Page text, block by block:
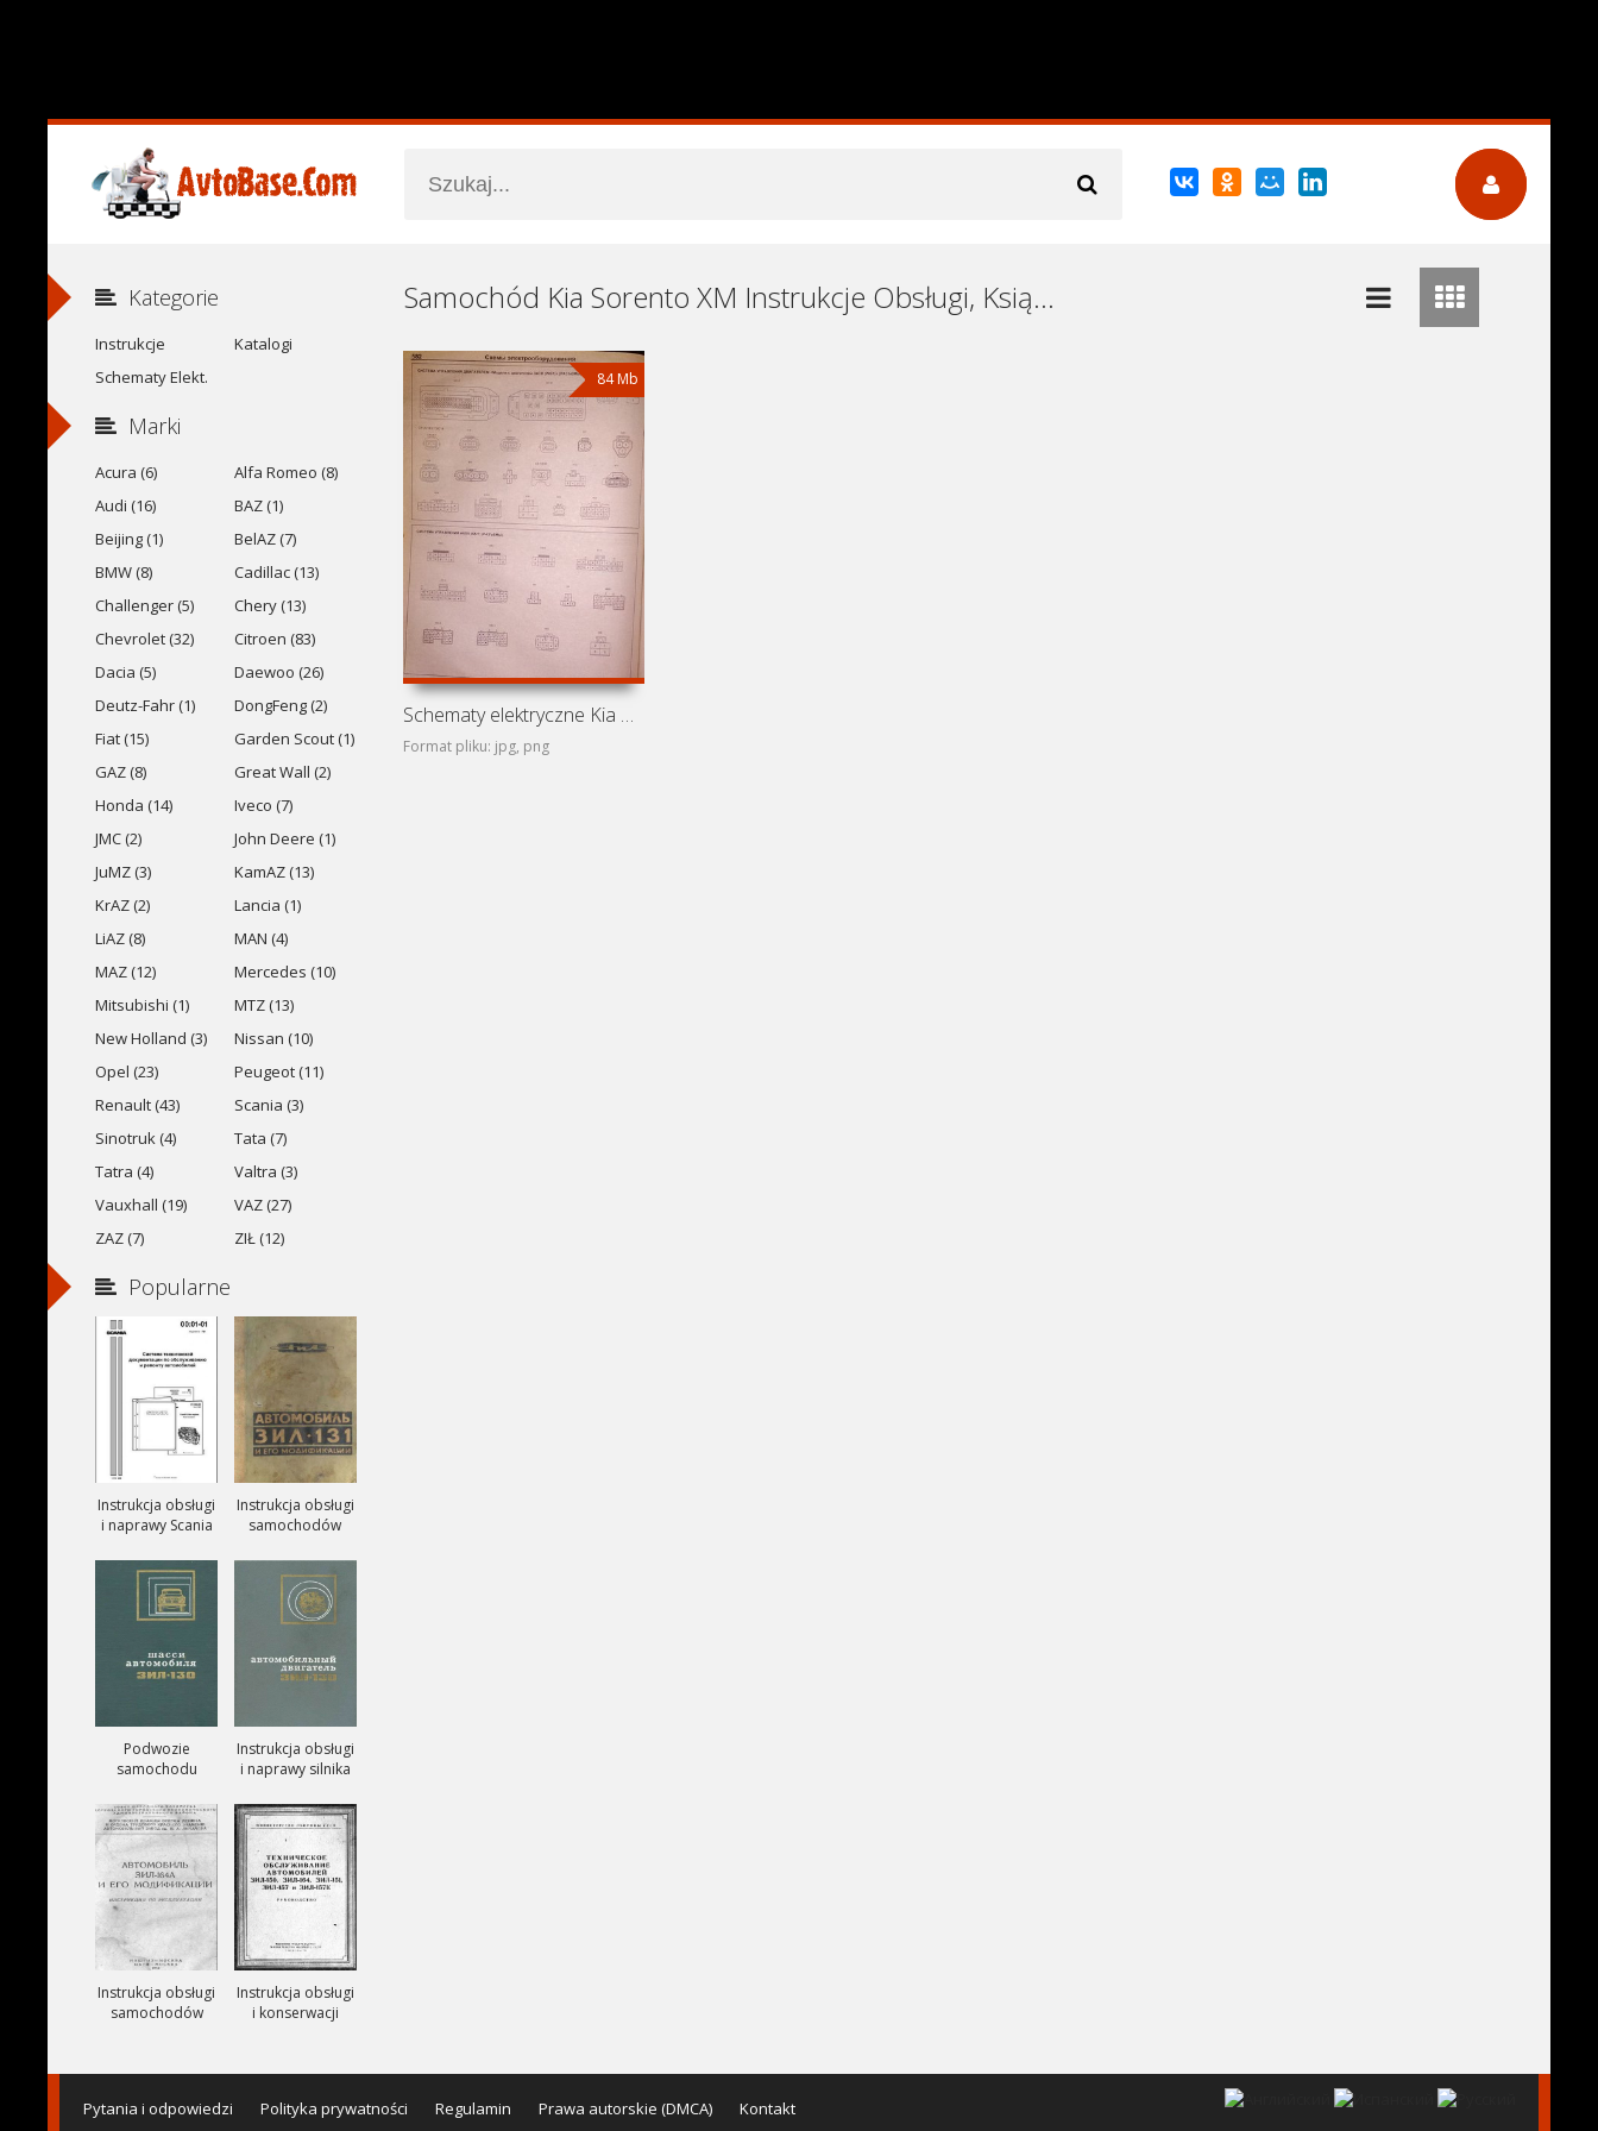
Samochód Kia Sorento XM Instrukcje Obsługi, Książki Serwisowe i Naprawy Download - Pobierz za Darmo
84 Mb
Schematy elektryczne Kia Sorento XM (Kia Sorento II)
Format pliku: jpg, png
Kategorie
Instrukcje
Katalogi
Schematy Elekt.
Marki
Acura (6)
Alfa Romeo (8)
Audi (16)
BAZ (1)
Beijing (1)
BelAZ (7)
BMW (8)
Cadillac (13)
Challenger (5)
Chery (13)
Chevrolet (32)
Citroen (83)
Dacia (5)
Daewoo (26)
Deutz-Fahr (1)
DongFeng (2)
Fiat (15)
Garden Scout (1)
GAZ (8)
Great Wall (2)
Honda (14)
Iveco (7)
JMC (2)
John Deere (1)
JuMZ (3)
KamAZ (13)
KrAZ (2)
Lancia (1)
LiAZ (8)
MAN (4)
MAZ (12)
Mercedes (10)
Mitsubishi (1)
MTZ (13)
New Holland (3)
Nissan (10)
Opel (23)
Peugeot (11)
Renault (43)
Scania (3)
Sinotruk (4)
Tata (7)
Tatra (4)
Valtra (3)
Vauxhall (19)
VAZ (27)
ZAZ (7)
ZIŁ (12)
Popularne
Instrukcja obsługi
i naprawy Scania
Instrukcja obsługi
samochodów
ZIŁ-131, ZIŁ-131A
i ZIŁ-131V
Podwozie
samochodu
Instrukcja obsługi
i naprawy silnika
Instrukcja obsługi
samochodów
Instrukcja obsługi
i konserwacji
ZIŁ-157, ZIŁ-157K
Pytania i odpowiedzi Polityka prywatności Regulamin Prawa autorskie (DMCA) Kontakt